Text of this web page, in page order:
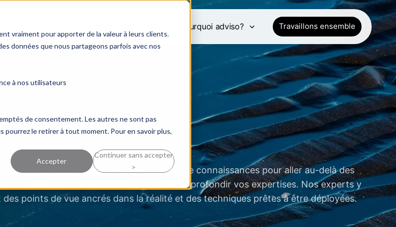
vraiment pour apporter de la valeur à leurs clients.
données que nous partageons parfois avec nos
à nos utilisateurs
de consentement. Les autres ne sont pas
le retirer à tout moment. Pour en savoir plus,
Accepter
Continuer sans accepter
>
Pourquoi adviso? Travaillons ensemble
dans
, un espace de partage de connaissances pour aller au-delà des
développer vos réflexes stratégiques et approfondir vos expertises. Nos experts y
points de vue ancrés dans la réalité et des techniques prêtes à être déployées.